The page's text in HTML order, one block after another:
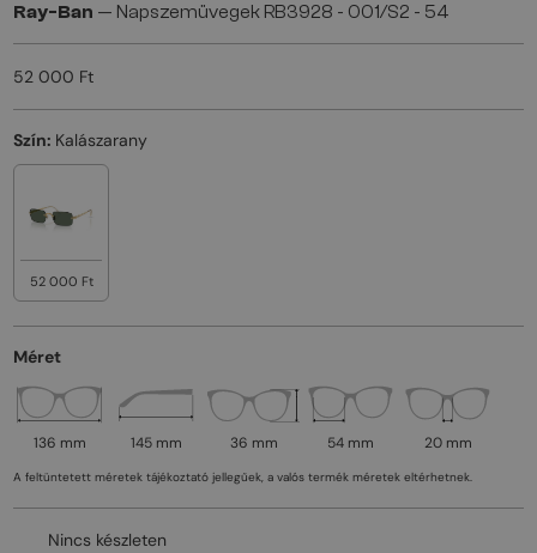
Ray-Ban — Napszemüvegek RB3928 - 001/S2 - 54
52 000 Ft
Szín: Kalászarany
52 000 Ft
Méret
136 mm 145 mm 36 mm 54 mm 20 mm
A feltüntetett méretek tájékoztató jellegűek, a valós termék méretek eltérhetnek.
Nincs készleten